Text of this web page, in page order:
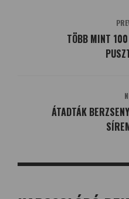
TÖBB MINT
ÁTADTÁK